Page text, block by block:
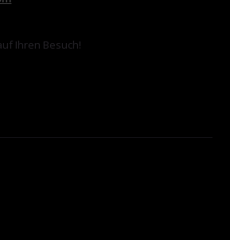
Ihren Besuch!